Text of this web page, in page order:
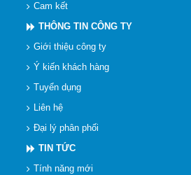
Cam kết
THÔNG TIN CÔNG TY
Giới thiệu công ty
Ý kiến khách hàng
Tuyển dụng
Liên hệ
Đại lý phân phối
TIN TỨC
Tính năng mới